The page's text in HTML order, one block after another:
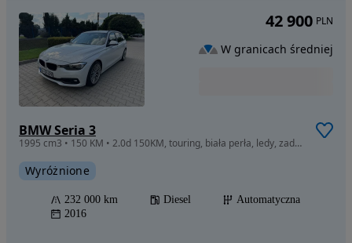
BMW Seria 3
1995 cm3 • 150 KM • 2.0d 150KM, touring, biała perła, ledy, zadbana, bezwypadkowa.
Wyróżnione
232 000 km Diesel
Automatyczna
2016
42 900 PLN
W granicach średniej